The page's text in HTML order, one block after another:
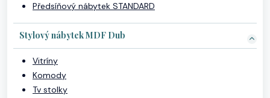
Předsíňový nábytek STANDARD
Stylový nábytek MDF Dub
Vitríny
Komody
Tv stolky